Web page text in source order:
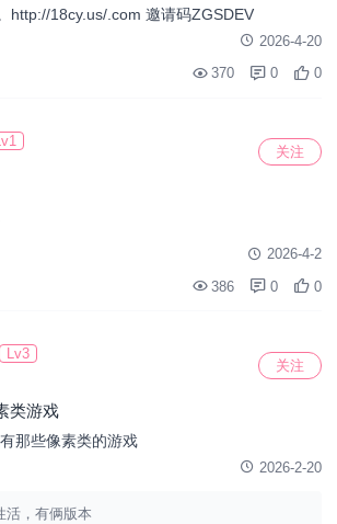
http://18cy.us/.com 邀请码ZGSDEV
2026-4-20
370 0 0
关注
2026-4-2
386 0 0
Lv3
关注
类游戏
那些像素类的游戏
2026-2-20
活，有俩版本